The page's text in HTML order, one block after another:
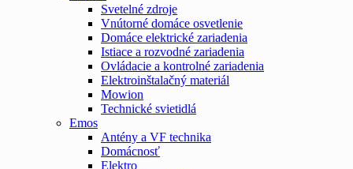
Svetelné zdroje
Vnútorné domáce osvetlenie
Domáce elektrické zariadenia
Istiace a rozvodné zariadenia
Ovládacie a kontrolné zariadenia
Elektroinštalačný materiál
Mowion
Technické svietidlá
Emos
Antény a VF technika
Domácnosť
Elektro